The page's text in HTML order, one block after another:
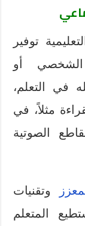
توفير
الشخصي أو
في التعلم،
مثلاً، في
الصوتية
وتقنيات
المتعلم